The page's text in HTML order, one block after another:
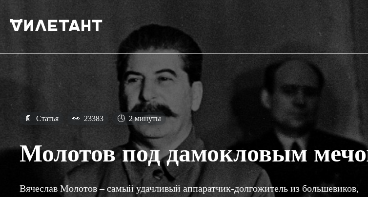
📄 Статья 👀 23383 🕓 2 минуты
Молотов под дамокловым
Вячеслав Молотов – самый удачливый аппаратчик-долгожитель из большевиков,